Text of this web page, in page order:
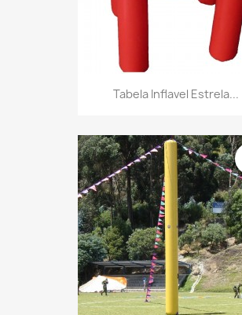
Tabela Inflavel Estrela...